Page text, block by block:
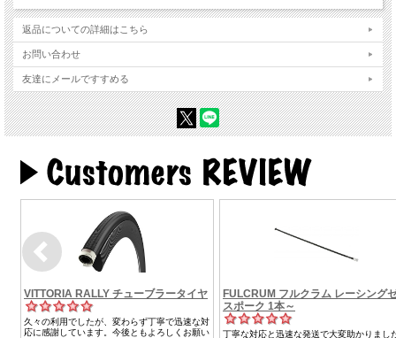
返品についての詳細はこちら
お問い合わせ
友達にメールですすめる